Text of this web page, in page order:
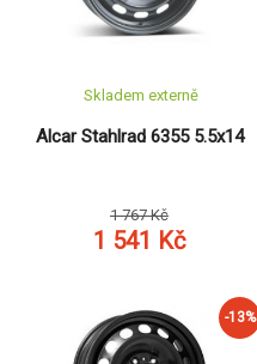
Alcar Stahlrad 6355 5.5x14
Skladem externě
1 767 Kč
1 541 Kč
-13%